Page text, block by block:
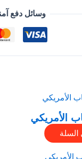
وسائل دفع
السلة